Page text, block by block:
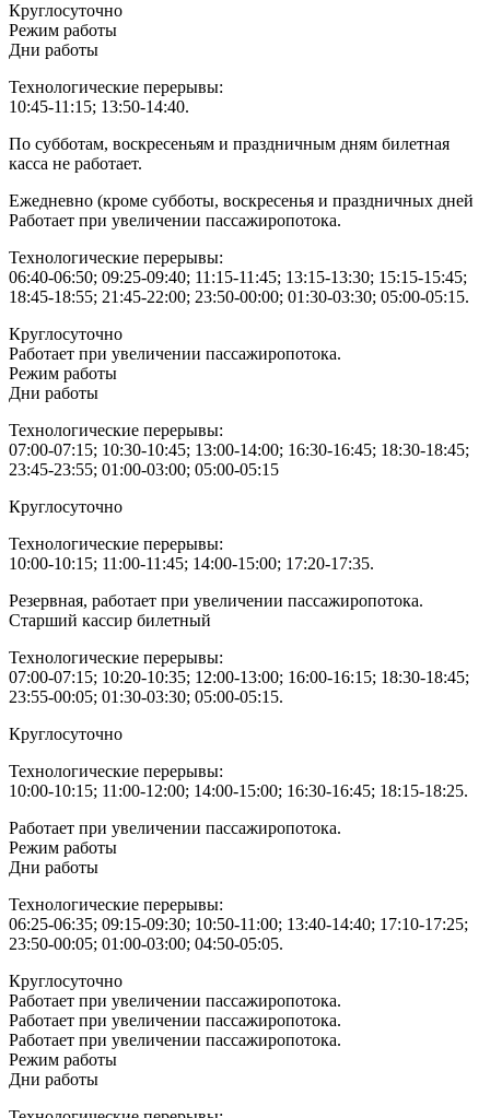
Круглосуточно
Режим работы
Дни работы
Технологические перерывы:
10:45-11:15; 13:50-14:40.
По субботам, воскресеньям и праздничным дням билетная
касса не работает.
Ежедневно (кроме субботы, воскресенья и праздничных дней
Работает при увеличении пассажиропотока.
Технологические перерывы:
06:40-06:50; 09:25-09:40; 11:15-11:45; 13:15-13:30; 15:15-15:45;
18:45-18:55; 21:45-22:00; 23:50-00:00; 01:30-03:30; 05:00-05:15.
Круглосуточно
Работает при увеличении пассажиропотока.
Режим работы
Дни работы
Технологические перерывы:
07:00-07:15; 10:30-10:45; 13:00-14:00; 16:30-16:45; 18:30-18:45;
23:45-23:55; 01:00-03:00; 05:00-05:15
Круглосуточно
Технологические перерывы:
10:00-10:15; 11:00-11:45; 14:00-15:00; 17:20-17:35.
Резервная, работает при увеличении пассажиропотока.
Старший кассир билетный
Технологические перерывы:
07:00-07:15; 10:20-10:35; 12:00-13:00; 16:00-16:15; 18:30-18:45;
23:55-00:05; 01:30-03:30; 05:00-05:15.
Круглосуточно
Технологические перерывы:
10:00-10:15; 11:00-12:00; 14:00-15:00; 16:30-16:45; 18:15-18:25.
Работает при увеличении пассажиропотока.
Режим работы
Дни работы
Технологические перерывы:
06:25-06:35; 09:15-09:30; 10:50-11:00; 13:40-14:40; 17:10-17:25;
23:50-00:05; 01:00-03:00; 04:50-05:05.
Круглосуточно
Работает при увеличении пассажиропотока.
Работает при увеличении пассажиропотока.
Работает при увеличении пассажиропотока.
Режим работы
Дни работы